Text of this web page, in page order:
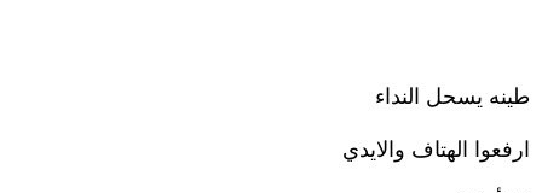
طينه يسحل النداء
ارفعوا الهتاف والايدي